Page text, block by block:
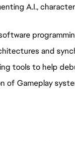
A.I.,
and
tools to help
of Gameplay